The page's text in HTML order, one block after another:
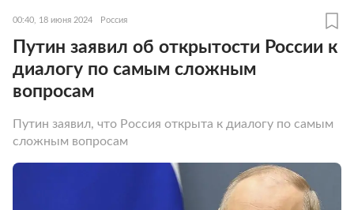
00:40, 18 июня 2024 Россия
Путин заявил об открытости России к
диалогу по самым сложным
вопросам
Путин заявил, что Россия открыта к диалогу по самым
сложным вопросам